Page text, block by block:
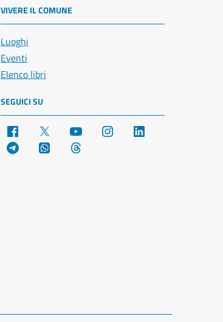
VIVERE IL COMUNE
Luoghi
Eventi
Elenco libri
SEGUICI SU
Facebook YouTube Instagram
Telegram WhatsApp